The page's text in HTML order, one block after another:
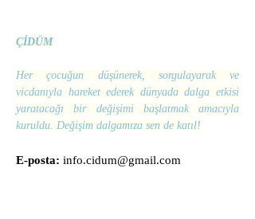
ÇİDÜM
Her çocuğun düşünerek, sorgulayarak ve
vicdanıyla hareket ederek dünyada dalga etkisi
yaratacağı bir değişimi başlatmak amacıyla
kuruldu. Değişim dalgamıza sen de katıl!
E-posta: info.cidum@gmail.com